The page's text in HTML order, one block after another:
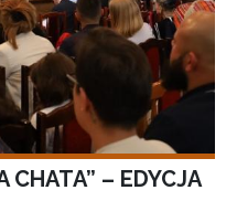
CHATA” – EDYCJA